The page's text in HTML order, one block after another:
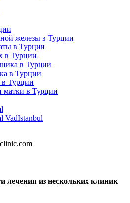
железы в Турции
в Турции
в Турции
в Турции
в Турции
в Турции
матки в Турции
VadIstanbul
лечения из нескольких клиник